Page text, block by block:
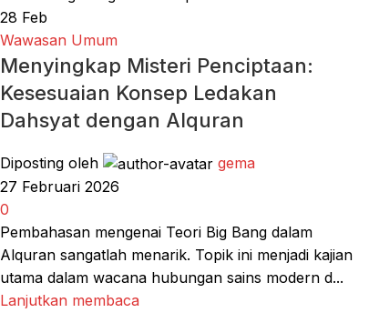
28 Feb
Wawasan Umum
Menyingkap Misteri Penciptaan:
Kesesuaian Konsep Ledakan
Dahsyat dengan Alquran
Diposting oleh
gema
27 Februari 2026
0
Pembahasan mengenai Teori Big Bang dalam
Alquran sangatlah menarik. Topik ini menjadi kajian
utama dalam wacana hubungan sains modern d...
Lanjutkan membaca